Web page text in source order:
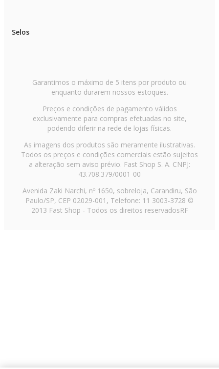
Selos
Garantimos o máximo de 5 itens por produto ou
enquanto durarem nossos estoques.
Preços e condições de pagamento válidos
exclusivamente para compras efetuadas no site,
podendo diferir na rede de lojas físicas.
As imagens dos produtos são meramente ilustrativas.
Todos os preços e condições comerciais estão sujeitos
a alteração sem aviso prévio. Fast Shop S. A. CNPJ:
43.708.379/0001-00
Avenida Zaki Narchi, nº 1650, sobreloja, Carandiru, São
Paulo/SP, CEP 02029-001, Telefone: 11 3003-3728 ©
2013 Fast Shop - Todos os direitos reservadosRF